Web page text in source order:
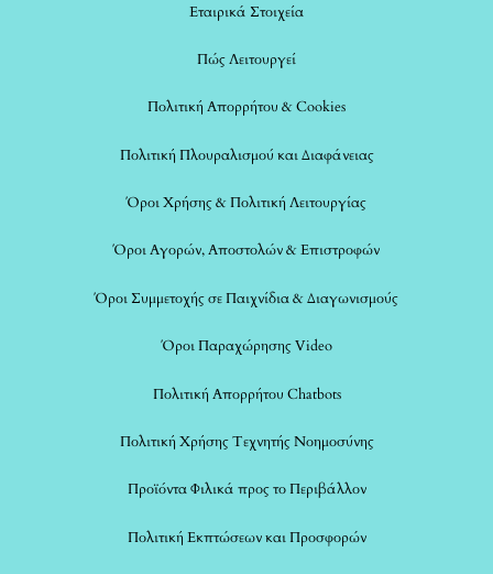
Εταιρικά Στοιχεία
Πώς Λειτουργεί
Πολιτική Απορρήτου & Cookies
Πολιτική Πλουραλισμού και Διαφάνειας
Όροι Χρήσης & Πολιτική Λειτουργίας
Όροι Αγορών, Αποστολών & Επιστροφών
Όροι Συμμετοχής σε Παιχνίδια & Διαγωνισμούς
Όροι Παραχώρησης Video
Πολιτική Απορρήτου Chatbots
Πολιτική Χρήσης Τεχνητής Νοημοσύνης
Προϊόντα Φιλικά προς το Περιβάλλον
Πολιτική Εκπτώσεων και Προσφορών